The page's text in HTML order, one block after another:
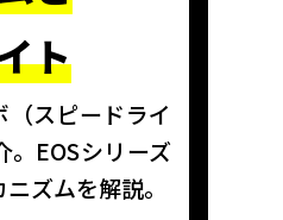
ト
（スピードライ
。EOSシリーズ
ズムを解説。